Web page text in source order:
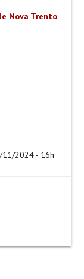
Nova Trento
11/2024 - 16h